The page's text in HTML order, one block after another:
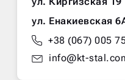
ул. Енакиевская
+38 (067) 005
info@kt-